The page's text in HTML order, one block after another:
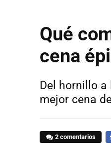
Qué
cena
Del hornillo
mejor cena
2 comentarios